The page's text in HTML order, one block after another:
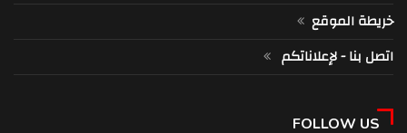
خريطة الموقع
اتصل بنا - لإعلاناتكم
FOLLOW US